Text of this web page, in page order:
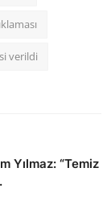
verildi
Yılmaz: “Temiz